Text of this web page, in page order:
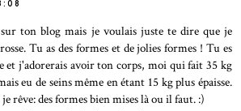
ton blog mais je voulais juste te dire que je
Tu as des formes et de jolies formes ! Tu es
et j'adorerais avoir ton corps, moi qui fait 35 kg
eu de seins même en étant 15 kg plus épaisse.
rêve: des formes bien mises là ou il faut. :)